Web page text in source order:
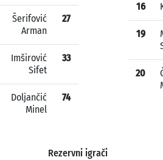
Šerifović
Arman
27
Imširović
Sifet
33
Doljančić
Minel
74
16
19
20
Rezervni igrači